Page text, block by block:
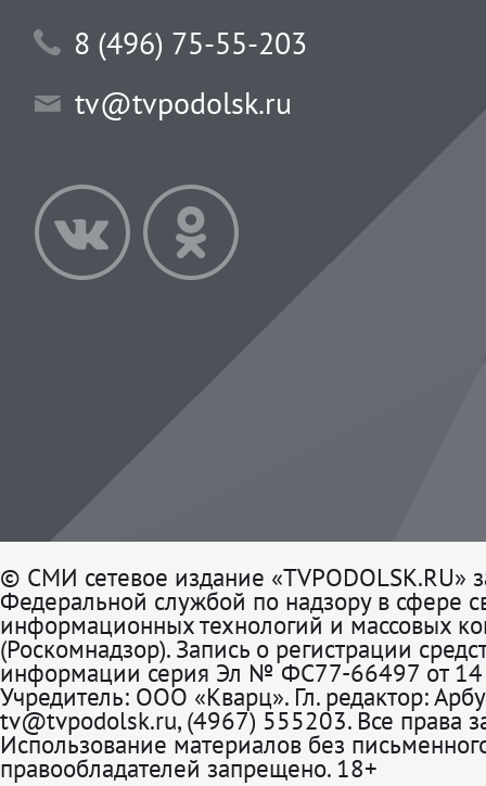
8 (496) 75-55-203
tv@tvpodolsk.ru
© СМИ сетевое издание «TVPODOLSK.RU»
Федеральной службой по надзору в сфере
информационных технологий и массовых
(Роскомнадзор). Запись о регистрации
информации серия Эл № ФС77-66497 от 14
Учредитель: ООО «Кварц». Гл. редактор:
tv@tvpodolsk.ru, (4967) 555203. Все права
Использование материалов без
правообладателей запрещено. 18+